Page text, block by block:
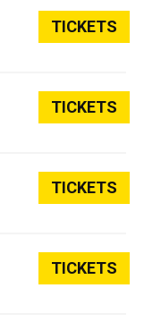
TICKETS
TICKETS
TICKETS
TICKETS